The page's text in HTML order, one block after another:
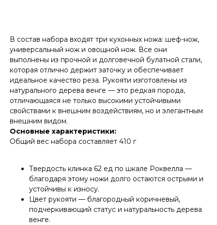
В состав набора входят три кухонных ножа: шеф-нож,
универсальный нож и овощной нож. Все они
выполнены из прочной и долговечной булатной стали,
которая отлично держит заточку и обеспечивает
идеальное качество реза. Рукояти изготовлены из
натурального дерева венге — это редкая порода,
отличающаяся не только высокими устойчивыми
свойствами к внешним воздействиям, но и элегантным
внешним видом.
Основные характеристики:
Общий вес набора составляет 410 г
Твердость клинка 62 ед по шкале Роквелла —
благодаря этому ножи долго остаются острыми и
устойчивы к износу.
Цвет рукояти — благородный коричневый,
подчеркивающий статус и натуральность дерева
венге.